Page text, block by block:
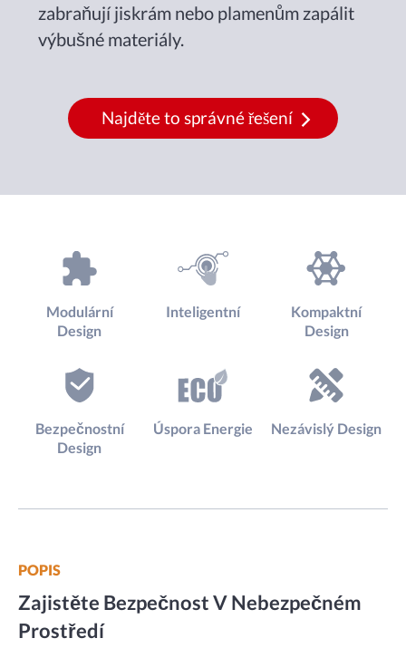
zabraňují jiskrám nebo plamenům zapálit
výbušné materiály.
Najděte to správné řešení
Modulární
Design
Inteligentní
Kompaktní
Design
Bezpečnostní
Design
Úspora Energie Nezávislý Design
POPIS
Zajistěte Bezpečnost V Nebezpečném
Prostředí